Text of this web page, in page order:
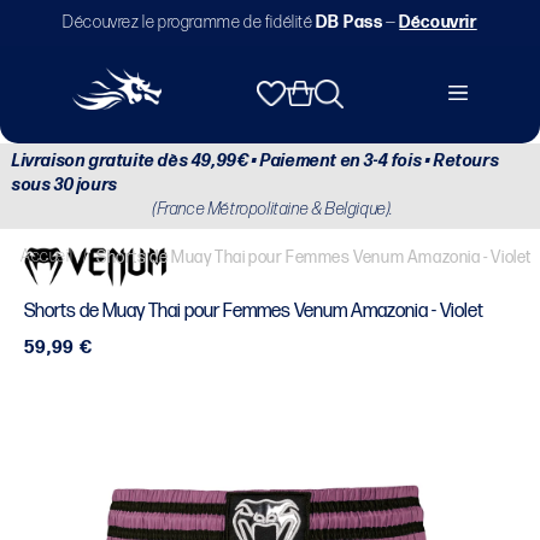
passer
Découvrez le programme de fidélité DB Pass— Découvrir
Panier
Livraison gratuite dès 49,99€ • Paiement en 3-4 fois • Retours
sous 30 jours
(France Métropolitaine & Belgique).
Accueil / Shorts de Muay Thai pour Femmes Venum Amazonia - Violet
Shorts de Muay Thai pour Femmes Venum Amazonia - Violet
Prix
59,99 €